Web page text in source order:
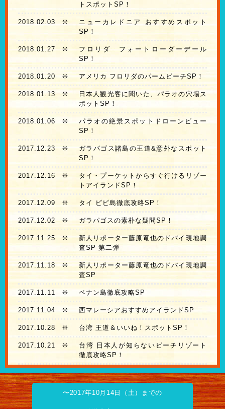
トスポットSP！
2018.02.03 ❊
ニューカレドニア おすすめスポット
SP！
2018.01.27 ❊
フロリダ フォートローダーデール
SP！
2018.01.20 ❊ アメリカ フロリダのパームビーチSP！
2018.01.13❊
日本人観光客に聞いた、パラオの穴場ス
ポットSP！
2018.01.06 ❊
パラオの絶景スポットドローンビュー
SP！
2017.12.23❊
ガラパゴス諸島の王道&意外なスポット
SP！
2017.12.16 ❊
タイ・プーケットからすぐ行けるリゾー
トアイランドSP！
2017.12.09 ❊ タイ ピピ島徹底攻略SP！
2017.12.02 ❊ ガラパゴスの素朴な疑問SP！
2017.11.25❊
新人リポーター藤原竜也のドバイ現地調
査SP 第二弾
2017.11.18❊
新人リポーター藤原竜也のドバイ現地調
査SP
2017.11.11 ❊ ペナン島徹底攻略SP
2017.11.04 ❊ 西マレーシアおすすめアイランドSP
2017.10.28 ❊ 台湾 王道＆いいね！スポットSP！
2017.10.21 ❊
台湾 日本人が知らないビーチリゾート
徹底攻略SP！
〜2017年10月14日（土）までの